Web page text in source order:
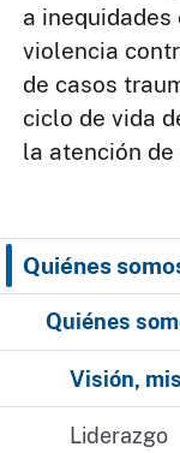
Quiénes
Quiénes
Visión,
Liderazgo
a inequidades
violencia
de casos
ciclo de vida
la atención de